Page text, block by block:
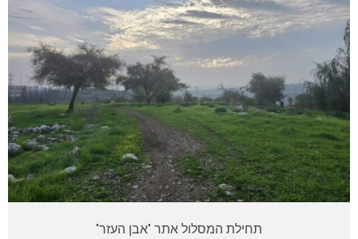
תחילת המסלול אתר "אבן העזר"